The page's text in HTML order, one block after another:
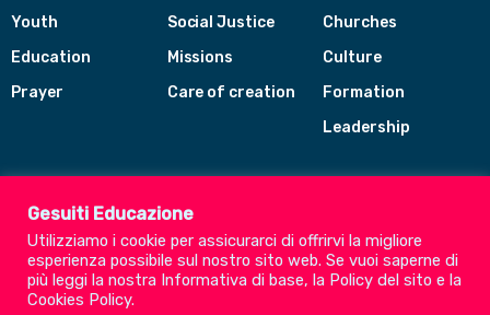
Youth
Education
Prayer
Social Justice
Missions
Care of creation
Churches
Culture
Formation
Leadership
Toggle
menu
Society of Jesus
CEP - Conference of European Provincials
Gesuiti Educazione
Utilizziamo i cookie per assicurarci di offrirvi la migliore
esperienza possibile sul nostro sito web. Se vuoi saperne di
più leggi la nostra Informativa di base, la Policy del sito e la
Cookies Policy.